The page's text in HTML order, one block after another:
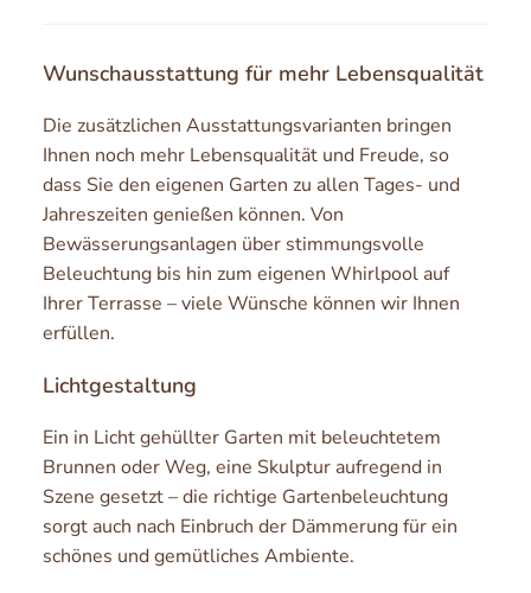
Wunschausstattung für mehr Lebensqualität
Die zusätzlichen Ausstattungsvarianten bringen
Ihnen noch mehr Lebensqualität und Freude, so
dass Sie den eigenen Garten zu allen Tages- und
Jahreszeiten genießen können. Von
Bewässerungsanlagen über stimmungsvolle
Beleuchtung bis hin zum eigenen Whirlpool auf
Ihrer Terrasse – viele Wünsche können wir Ihnen
erfüllen.
Lichtgestaltung
Ein in Licht gehüllter Garten mit beleuchtetem
Brunnen oder Weg, eine Skulptur aufregend in
Szene gesetzt – die richtige Gartenbeleuchtung
sorgt auch nach Einbruch der Dämmerung für ein
schönes und gemütliches Ambiente.